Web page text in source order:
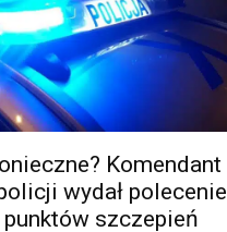
Komendant
wydał polecenie
szczepień